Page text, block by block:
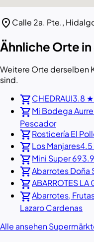
location_on Calle 2a. Pte.,
Ähnliche Orte in
Weitere Orte derselben
sind.
shopping_cartCHEDRAUI3.8 ★
shopping_cartMi Bodega
Pescador
shopping_cartRosticería El
shopping_cartLos Manjares4.5
shopping_cartMini Super 69
shopping_cartAbarrotes Doña
shopping_cartABARROTES LA
shopping_cartAbarrotes,
Lazaro Cardenas
Alle ansehen